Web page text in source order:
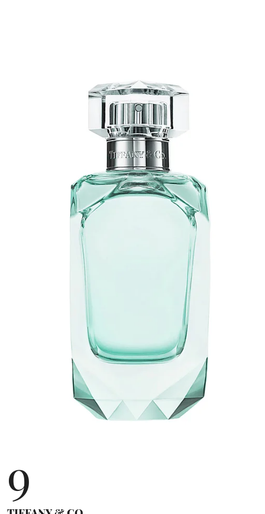
9